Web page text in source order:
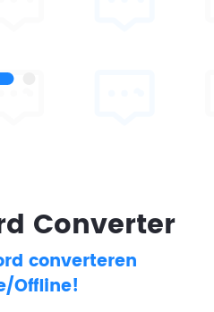
Converter
converteren
Offline!